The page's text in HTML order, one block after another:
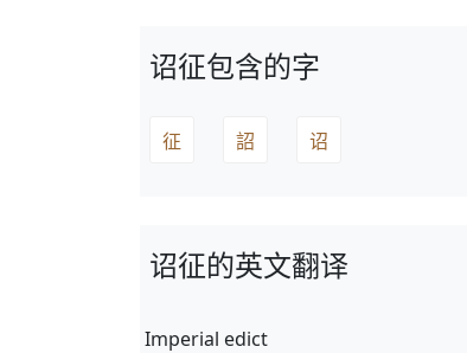
诏征包含的字
征 詔 诏
诏征的英文翻译
Imperial edict